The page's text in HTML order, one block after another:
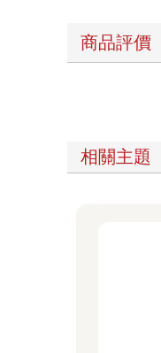
商品評價
相關主題